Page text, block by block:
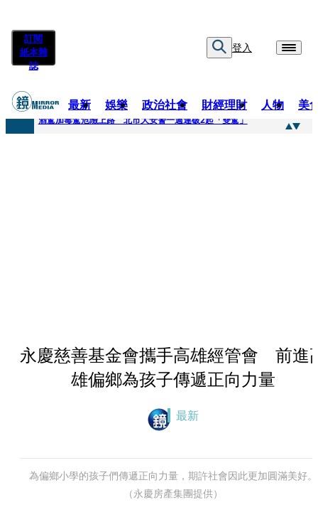
訂閱
紙本雜
誌
登入
最新 娛樂 政治社會 財經理財 人物 美
快訊
酒駕加毒駕危險上路 北市大安警一週連破2起「雙駕」
永慶慈善基金會攜手高雄經管會 前進
雄偏鄉為孩子傳遞正向力量
最新
為偏鄉小學的孩子們傳遞正向力量，期許社會因此更加圓滿美好。
（永慶房產集團提供）